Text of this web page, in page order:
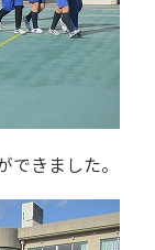
きました。